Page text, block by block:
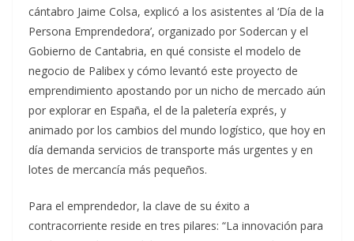
cántabro Jaime Colsa, explicó a los asistentes al ‘Día de la
Persona Emprendedora’, organizado por Sodercan y el
Gobierno de Cantabria, en qué consiste el modelo de
negocio de Palibex y cómo levantó este proyecto de
emprendimiento apostando por un nicho de mercado aún
por explorar en España, el de la paletería exprés, y
animado por los cambios del mundo logístico, que hoy en
día demanda servicios de transporte más urgentes y en
lotes de mercancía más pequeños.
Para el emprendedor, la clave de su éxito a
contracorriente reside en tres pilares: “La innovación para